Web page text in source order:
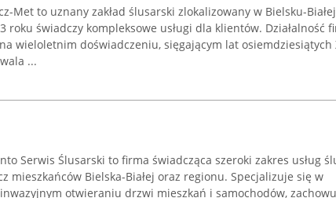
Met to uznany zakład ślusarski zlokalizowany w Bielsku-
roku świadczy kompleksowe usługi dla klientów. Działalność
wieloletnim doświadczeniu, sięgającym lat osiemdziesiątych
...
Serwis Ślusarski to firma świadcząca szeroki zakres usług
mieszkańców Bielska-Białej oraz regionu. Specjalizuje się w
otwieraniu drzwi mieszkań i samochodów,